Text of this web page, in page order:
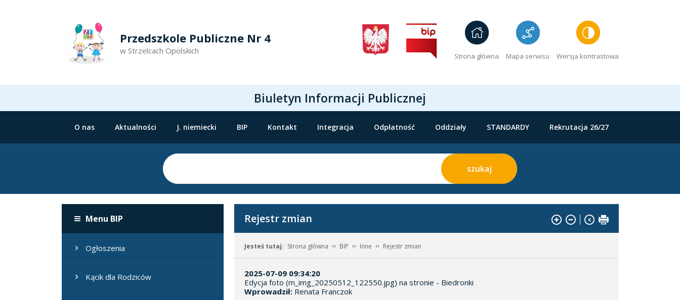
Przedszkole Publiczne Nr 4
w Strzelcach Opolskich
Strona główna Mapa serwisu Wersja kontrastowa
Biuletyn Informacji Publicznej
O nas Aktualności J. niemiecki BIP Kontakt Integracja Odpłatność Oddziały STANDARDY Rekrutacja 26/27
Menu BIP
Ogłoszenia
Kącik dla Rodziców
Rejestr zmian
Jesteś tutaj: Strona główna BIP Inne Rejestr zmian
2025-07-09 09:34:20
Edycja foto (m_img_20250512_122550.jpg) na stronie - Biedronki
Wprowadził:Renata Franczok